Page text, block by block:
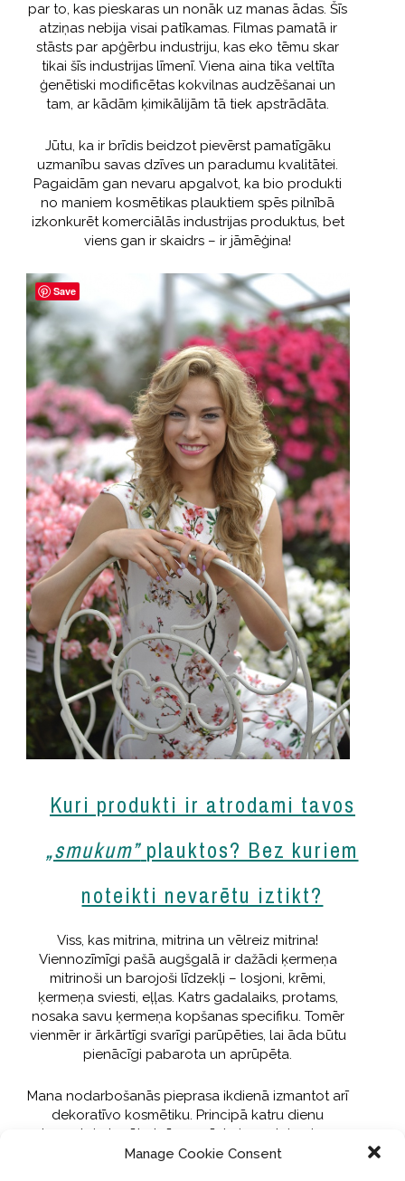
Manage Cookie Consent
par to, kas pieskaras un nonāk uz manas ādas. Šīs
atziņas nebija visai patīkamas. Filmas pamatā ir
stāsts par apģērbu industriju, kas eko tēmu skar
tikai šīs industrijas līmenī. Viena aina tika veltīta
ģenētiski modificētas kokvilnas audzēšanai un
tam, ar kādām ķimikālijām tā tiek apstrādāta.
Jūtu, ka ir brīdis beidzot pievērst pamatīgāku
uzmanību savas dzīves un paradumu kvalitātei.
Pagaidām gan nevaru apgalvot, ka bio produkti
no maniem kosmētikas plauktiem spēs pilnībā
izkonkurēt komerciālās industrijas produktus, bet
viens gan ir skaidrs – ir jāmēģina!
Kuri produkti ir atrodami tavos
„smukum”plauktos? Bez kuriem
noteikti nevarētu iztikt?
Viss, kas mitrina, mitrina un vēlreiz mitrina!
Viennozīmīgi pašā augšgalā ir dažādi ķermeņa
mitrinoši un barojoši līdzekļi – losjoni, krēmi,
ķermeņa sviesti, eļļas. Katrs gadalaiks, protams,
nosaka savu ķermeņa kopšanas specifiku. Tomēr
vienmēr ir ārkārtīgi svarīgi parūpēties, lai āda būtu
pienācīgi pabarota un aprūpēta.
Mana nodarbošanās pieprasa ikdienā izmantot arī
dekoratīvo kosmētiku. Principā katru dienu
izmantoju tonālo krēmu, pūderi, acu laineri un
lūpu krāsu, reizēm arī mazliet vaigu sārtumu.
Save